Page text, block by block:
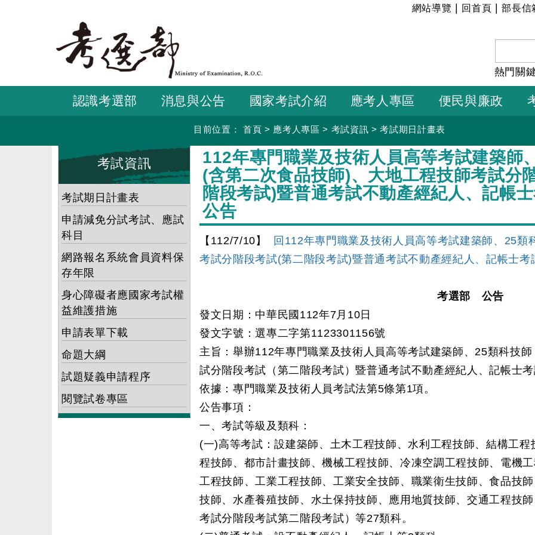
要
容
:::
網站導覽 回首頁 |部長信
熱門關
認識考選部 消息與公告 國家考試介紹 應考人專區 便民與廉政
目前位置： 首頁 > 應考人專區 > 考試資訊 >考試期日計畫表
考試資訊
考試期日計畫表
申請減免分試考試、應試
科目
網路報名系統會員資料保
存年限
身心障礙者應國家考試權
益維護措施
申請表單下載
命題大綱
試題疑義申請程序
閱覽試卷專區
:::
112年專門職業及技術人員高等考試建築師
(含第二次食品技師)、大地工程技師考試分
階段考試)暨普通考試不動產經紀人、記帳
公告
【112/7/10】
回112年專門職業及技術人員高等考試建築師、25
考試分階段考試(第二階段考試)暨普通考試不動產經紀人、記帳士考
考選部 公告
發文日期：中華民國112年7月10日
發文字號：選專二字第1123301156號
主旨：舉辦112年專門職業及技術人員高等考試建築師、25類科技
試分階段考試（第二階段考試）暨普通考試不動產經紀人、記帳士
依據：專門職業及技術人員考試法第5條第1項。
公告事項：
一、考試等級及類科：
(一)高等考試：設建築師、土木工程技師、水利工程技師、結構工
程技師、都市計畫技師、機械工程技師、冷凍空調工程技師、電機
工程技師、工業工程技師、工業安全技師、職業衛生技師、食品技
技師、水產養殖技師、水土保持技師、應用地質技師、交通工程技
考試分階段考試第二階段考試）等27類科。